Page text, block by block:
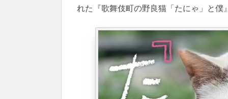
れた『歌舞伎町の野良猫「たにゃ」と僕